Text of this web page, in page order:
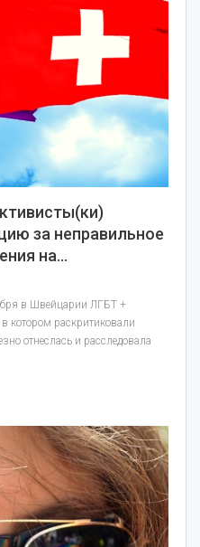
за неправильное
на…
в Швейцарии ЛГБТ +
котором раскритиковали
отнеслась и расследовала